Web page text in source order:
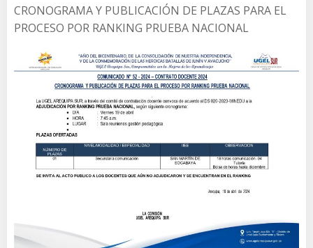
CRONOGRAMA Y PUBLICACIÓN DE PLAZAS PARA EL
PROCESO POR RANKING PRUEBA NACIONAL